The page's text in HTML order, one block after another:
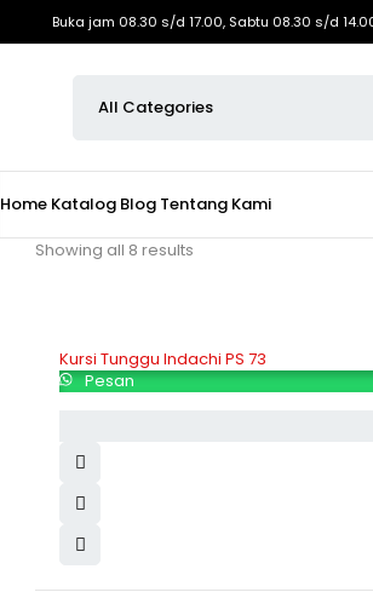
Buka jam 08.30 s/d 17.00, Sabtu 08.30 s/d
Home Katalog Blog Tentang Kami
Showing all 8 results
Kursi Tunggu Indachi PS 73
Pesan